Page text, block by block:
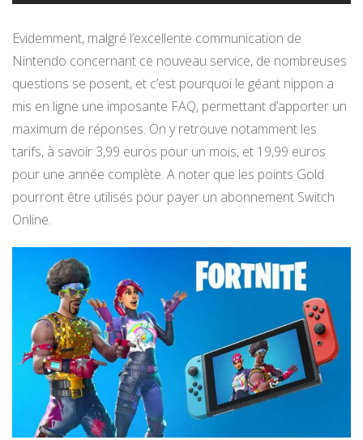
Evidemment, malgré l’excellente communication de
Nintendo concernant ce nouveau service, de nombreuses
questions se posent, et c’est pourquoi le géant nippon a
mis en ligne une imposante FAQ, permettant d’apporter un
maximum de réponses. On y retrouve notamment les
tarifs, à savoir 3,99 euros pour un mois, et 19,99 euros
pour une année complète. A noter que les points Gold
pourront être utilisés pour payer un abonnement Switch
Online.